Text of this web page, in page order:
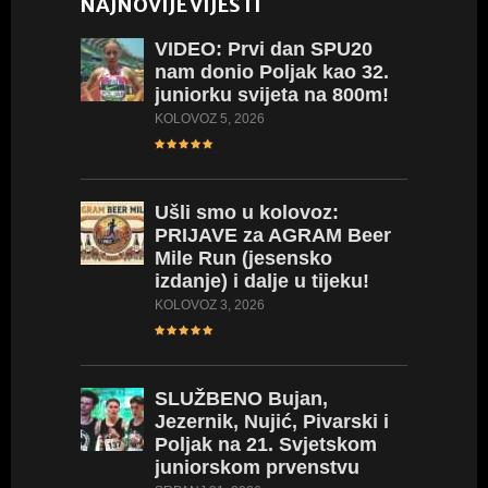
VIDEO: Prvi dan SPU20
nam donio Poljak kao 32.
juniorku svijeta na 800m!
KOLOVOZ 5, 2026
Ušli smo u kolovoz:
PRIJAVE za AGRAM Beer
Mile Run (jesensko
izdanje) i dalje u tijeku!
KOLOVOZ 3, 2026
SLUŽBENO Bujan,
Jezernik, Nujić, Pivarski i
Poljak na 21. Svjetskom
juniorskom prvenstvu